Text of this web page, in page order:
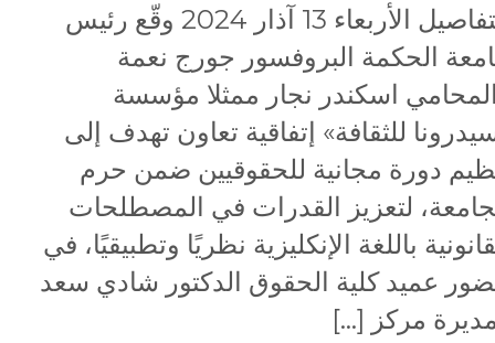
التفاصيل الأربعاء 13 آذار 2024 وقّع رئيس
الحكمة البروفسور جورج نعمة
اسكندر نجار ممثلا مؤسسة
للثقافة» إتفاقية تعاون تهدف إلى
دورة مجانية للحقوقيين ضمن حرم
لتعزيز القدرات في المصطلحات
باللغة الإنكليزية نظريًا وتطبيقيًا، في
عميد كلية الحقوق الدكتور شادي سعد
مركز […]